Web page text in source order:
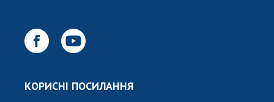
КОРИСНІ ПОСИЛАННЯ